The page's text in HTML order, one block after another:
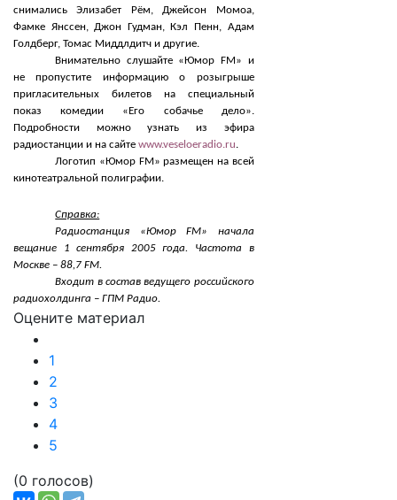
снимались Элизабет Рём, Джейсон Момоа,
Фамке Янссен, Джон Гудман, Кэл Пенн, Адам
Голдберг, Томас Миддлдитч и другие.
Внимательно слушайте «Юмор FM» и
не пропустите информацию о розыгрыше
пригласительных билетов на специальный
показ комедии «Его собачье дело».
Подробности можно узнать из эфира
радиостанции и на сайте www.veseloeradio.ru.
Логотип «Юмор FM» размещен на всей
кинотеатральной полиграфии.
Справка:
Радиостанция «Юмор FM» начала
вещание 1 сентября 2005 года. Частота в
Москве – 88,7 FM.
Входит в состав ведущего российского
радиохолдинга – ГПМ Радио.
Оцените материал
1
2
3
4
5
(0 голосов)